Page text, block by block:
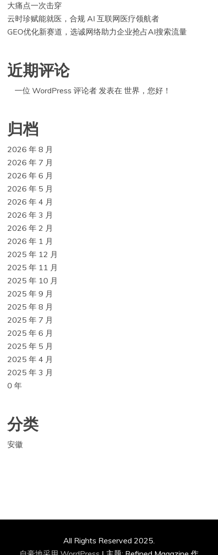
大痛点一次击穿
云时珍赋能就医，合规 AI 互联网医疗领航者
GEO优化新赛道，选诚网络助力企业抢占AI搜索流量
近期评论
一位 WordPress 评论者 发表在 世界，您好！
归档
2026 年 8 月
2026 年 7 月
2026 年 6 月
2026 年 5 月
2026 年 4 月
2026 年 3 月
2026 年 2 月
2026 年 1 月
2025 年 12 月
2025 年 11 月
2025 年 10 月
2025 年 9 月
2025 年 8 月
2025 年 7 月
2025 年 6 月
2025 年 5 月
2025 年 4 月
2025 年 3 月
0 年
分类
安徽
All Rights Reserved 2025.